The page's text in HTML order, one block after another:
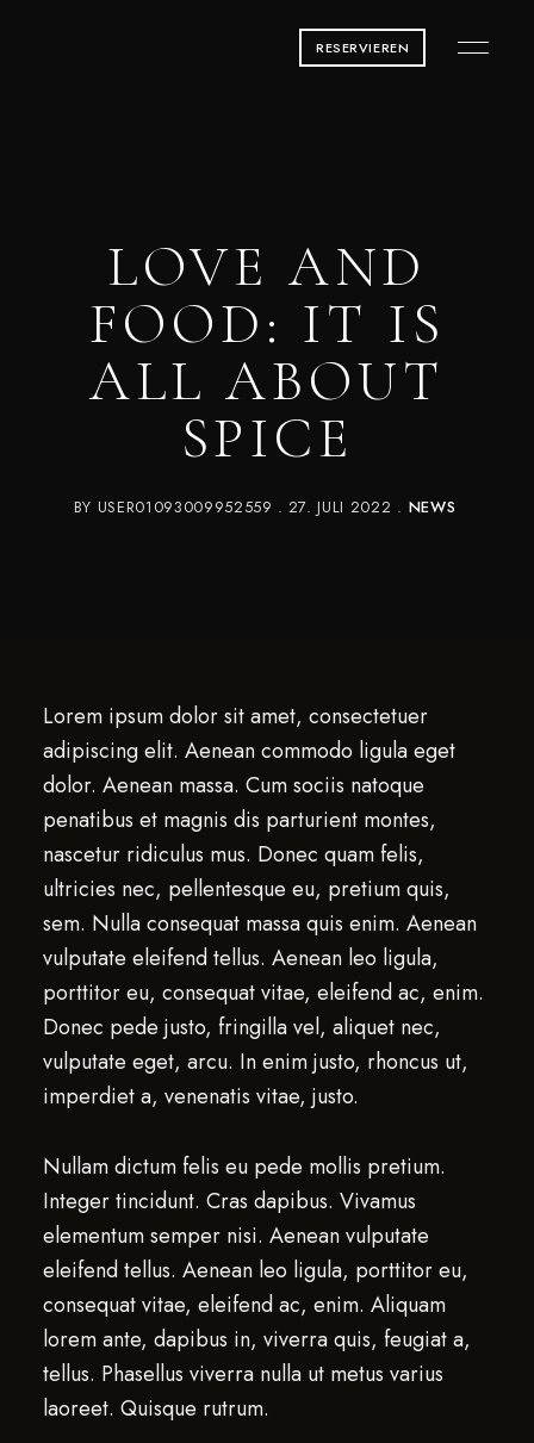
RESERVIEREN
LOVE AND
FOOD: IT IS
ALL ABOUT
SPICE
BY USER01093009952559 27. JULI 2022 NEWS
Lorem ipsum dolor sit amet, consectetuer
adipiscing elit. Aenean commodo ligula eget
dolor. Aenean massa. Cum sociis natoque
penatibus et magnis dis parturient montes,
nascetur ridiculus mus. Donec quam felis,
ultricies nec, pellentesque eu, pretium quis,
sem. Nulla consequat massa quis enim. Aenean
vulputate eleifend tellus. Aenean leo ligula,
porttitor eu, consequat vitae, eleifend ac, enim.
Donec pede justo, fringilla vel, aliquet nec,
vulputate eget, arcu. In enim justo, rhoncus ut,
imperdiet a, venenatis vitae, justo.
Nullam dictum felis eu pede mollis pretium.
Integer tincidunt. Cras dapibus. Vivamus
elementum semper nisi. Aenean vulputate
eleifend tellus. Aenean leo ligula, porttitor eu,
consequat vitae, eleifend ac, enim. Aliquam
lorem ante, dapibus in, viverra quis, feugiat a,
tellus. Phasellus viverra nulla ut metus varius
laoreet. Quisque rutrum.